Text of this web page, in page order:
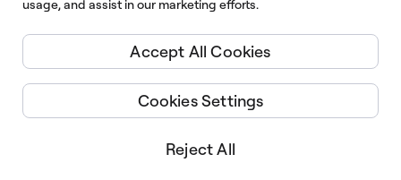
Over 20 000 anmeldelser fra Capterra, G2 og Trustradius
Miro ©2026
Personvernpolicy
Administrer informasjonskapsler
usage, and assist in our marketing efforts.
Cookies Settings
Reject All
Accept All Cookies